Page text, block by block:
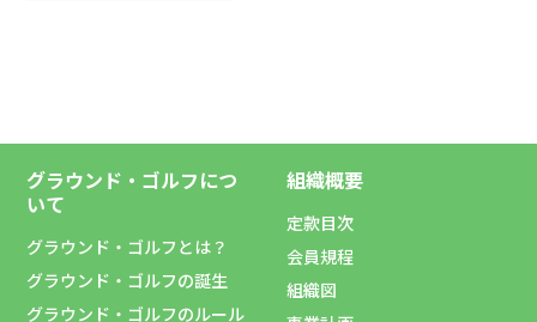
グラウンド・ゴルフにつ
いて
グラウンド・ゴルフとは？
グラウンド・ゴルフの誕生
グラウンド・ゴルフのルール
組織概要
定款目次
会員規程
組織図